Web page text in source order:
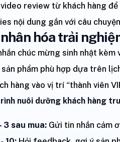
review từ khách hàng để
nội dung gắn với câu
nhân hóa trải
chúc mừng sinh nhật kèm
phẩm phù hợp dựa trên
hàng vào vị trí “thành viên
nuôi dưỡng khách hàng
3 sau mua: Gửi tin nhắn cảm